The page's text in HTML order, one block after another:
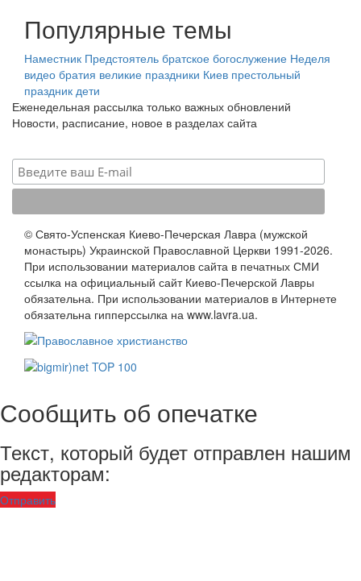
Популярные темы
Наместник Предстоятель братское богослужение Неделя
видео братия великие праздники Киев престольный
праздник дети
Еженедельная рассылка только важных обновлений
Новости, расписание, новое в разделах сайта
© Свято-Успенская Киево-Печерская Лавра (мужской
монастырь) Украинской Православной Церкви 1991-2026.
При использовании материалов сайта в печатных СМИ
ссылка на официальный сайт Киево-Печерской Лавры
обязательна. При использовании материалов в Интернете
обязательна гипперссылка на www.lavra.ua.
Сообщить об опечатке
Текст, который будет отправлен нашим
редакторам:
Отправить